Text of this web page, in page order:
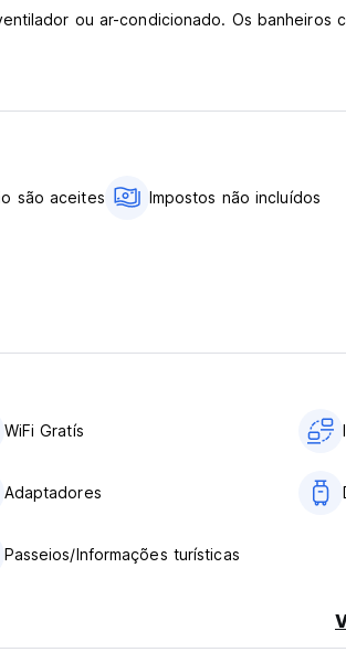
ou ar-condicionado. Os banheiros
para tirar os sapatos, relaxar e conhecer
leitura/internet com uma pequena troca
hóspedes. Temos computadores
albergue. No entanto, há uma
para perguntar à nossa recepção se
from original language)
são aceites Impostos não incluídos
WiFi Gratís
Adaptadores
Passeios/Informações turísticas